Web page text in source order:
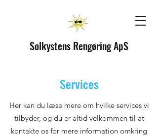
Solkystens Rengøring ApS
Services
Her kan du læse mere om hvilke services vi
tilbyder, og du er altid velkommen til at
kontakte os for mere information omkring